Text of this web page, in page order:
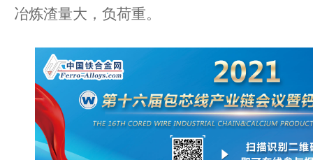
冶炼渣量大，负荷重。